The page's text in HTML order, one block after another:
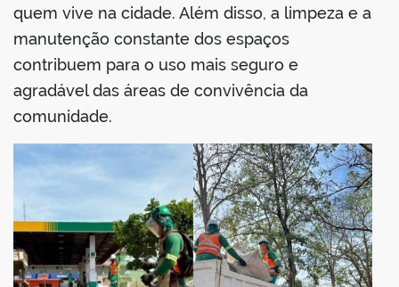
quem vive na cidade. Além disso, a limpeza e a
manutenção constante dos espaços
contribuem para o uso mais seguro e
agradável das áreas de convivência da
comunidade.